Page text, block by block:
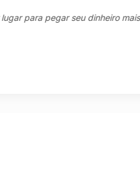
para pegar seu dinheiro mais